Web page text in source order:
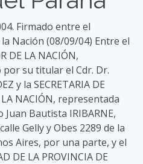
Firmado entre el
Nación (08/09/04) Entre el
DE LA NACIÓN,
su titular el Cdr. Dr.
y la SECRETARIA DE
LA NACIÓN, representada
Bautista IRIBARNE,
Gelly y Obes 2289 de la
Aires, por una parte, y el
DE LA PROVINCIA DE